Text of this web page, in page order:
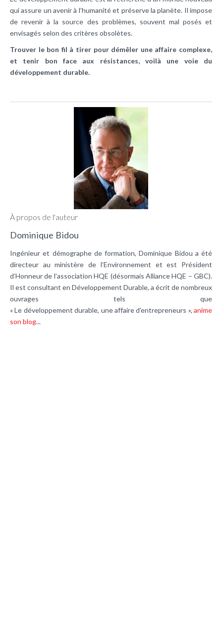
qui assure un avenir à l’humanité et préserve la planète. Il impose
de revenir à la source des problèmes, souvent mal posés et
envisagés selon des critères obsolètes.
Trouver le bon fil à tirer pour démêler une affaire complexe,
et tenir bon face aux résistances, voilà une voie du
développement durable.
À propos de l'auteur
Dominique Bidou
Ingénieur et démographe de formation, Dominique Bidou a été
directeur au ministère de l’Environnement et est Président
d’Honneur de l’association HQE (désormais Alliance HQE – GBC).
Il est consultant en Développement Durable, a écrit de nombreux
ouvrages tels que
« Le développement durable, une affaire d’entrepreneurs », anime
son blog...